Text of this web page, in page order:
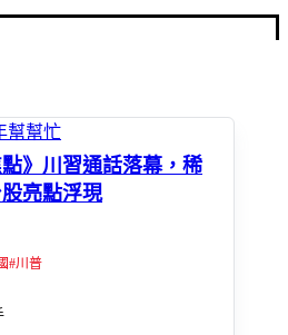
幫幫忙
》川習通話落幕，稀
亮點浮現
#川普